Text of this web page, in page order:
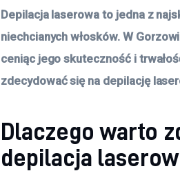
Depilacja laserowa to jedna z
niechcianych włosków. W
ceniąc jego skuteczność i
zdecydować się na depilację
Dlaczego warto
depilacja